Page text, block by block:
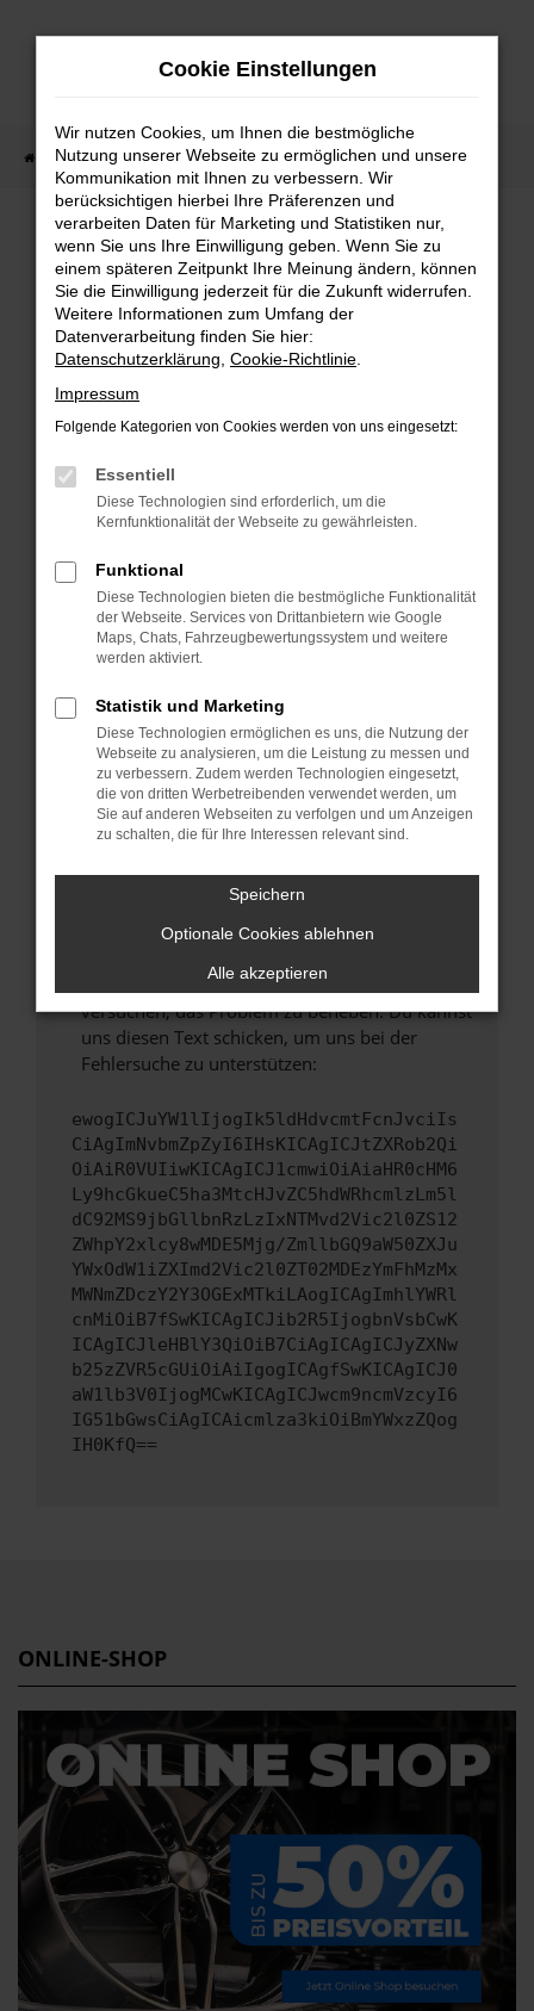
Zum
Startseite Fahrzeugverkauf Fahrzeug-Showroom
FEHLER: NETWORK ERROR
Beim Laden ist ein Fehler aufgetreten.
Hier sind ein paar Tipps, die dir helfen können:
Überprüfe deine Firewall und deine
Internetverbindung.
Laden andere Webseiten, zum Beispiel deine
Prüfe deine Browsererweiterungen.
Manche Erweiterungen, wie Werbeblocker,
verhindern. Funktioniert die Seite in einem
anderen Browser oder in einem privaten
Fenster?
Starte dein Gerät neu.
Probleme zu beheben.
Stelle sicher, dass dein Browser und dein
Betriebssystem auf dem neuesten Stand
sind.
Veraltete Software birgt nicht nur ein
Sicherheitsrisiko, sondern kann auch dazu
führen, dass bestimmte Funktionen nicht mehr
unterstützt werden.
Wende dich an den Webseitenbetreiber.
hast, kontaktiere uns bitte. Wir werden
versuchen, das Problem zu beheben. Du kannst
uns diesen Text schicken, um uns bei der
Fehlersuche zu unterstützen:
ewogICJuYW1lIjogIk5ldHdvcmtFcnJvciIs
CiAgImNvbmZpZyI6IHsKICAgICJtZXRob2Qi
OiAiR0VUIiwKICAgICJ1cmwiOiAiaHR0cHM6
Ly9hcGkueC5ha3MtcHJvZC5hdWRhcmlzLm5l
dC92MS9jbGllbnRzLzIxNTMvd2Vic2l0ZS12
ZWhpY2xlcy8wMDE5Mjg/ZmllbGQ9aW50ZXJu
YWxOdW1iZXImd2Vic2l0ZT02MDEzYmFhMzMx
MWNmZDczY2Y3OGExMTkiLAogICAgImhlYWRl
cnMiOiB7fSwKICAgICJib2R5IjogbnVsbCwK
ICAgICJleHBlY3QiOiB7CiAgICAgICJyZXNw
b25zZVR5cGUiOiAiIgogICAgfSwKICAgICJ0
aW1lb3V0IjogMCwKICAgICJwcm9ncmVzcyI6
IG51bGwsCiAgICAicmlza3kiOiBmYWxzZQog
IH0KfQ==
ONLINE-SHOP
Cookie Einstellungen
Wir nutzen Cookies, um Ihnen die bestmögliche
Nutzung unserer Webseite zu ermöglichen und unsere
Kommunikation mit Ihnen zu verbessern. Wir
berücksichtigen hierbei Ihre Präferenzen und
verarbeiten Daten für Marketing und Statistiken nur,
wenn Sie uns Ihre Einwilligung geben. Wenn Sie zu
einem späteren Zeitpunkt Ihre Meinung ändern, können
Sie die Einwilligung jederzeit für die Zukunft widerrufen.
Weitere Informationen zum Umfang der
Datenverarbeitung finden Sie hier:
Datenschutzerklärung Cookie-Richtlinie
Impressum
Folgende Kategorien von Cookies werden von uns eingesetzt:
Essentiell
Diese Technologien sind erforderlich, um die
Kernfunktionalität der Webseite zu gewährleisten.
Funktional
Diese Technologien bieten die bestmögliche Funktionalität
der Webseite. Services von Drittanbietern wie Google
Maps, Chats, Fahrzeugbewertungssystem und weitere
werden aktiviert.
Statistik und Marketing
Diese Technologien ermöglichen es uns, die Nutzung der
Webseite zu analysieren, um die Leistung zu messen und
zu verbessern. Zudem werden Technologien eingesetzt,
die von dritten Werbetreibenden verwendet werden, um
Sie auf anderen Webseiten zu verfolgen und um Anzeigen
zu schalten, die für Ihre Interessen relevant sind.
Speichern
Optionale Cookies ablehnen
Alle akzeptieren